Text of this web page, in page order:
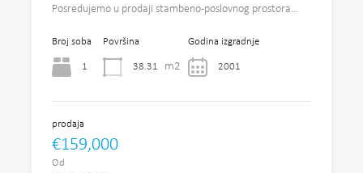
Posredujemo u prodaji stambeno-poslovnog prostora…
Broj soba
1
Površina
38.31 m2
Godina izgradnje
2001
prodaja
€159,000
Od